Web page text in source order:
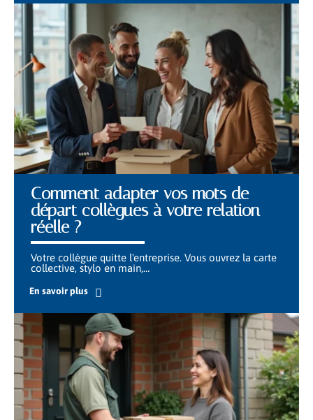
Comment adapter vos mots de
départ collègues à votre relation
réelle ?
Votre collègue quitte l'entreprise. Vous ouvrez la carte
collective, stylo en main,…
En savoir plus